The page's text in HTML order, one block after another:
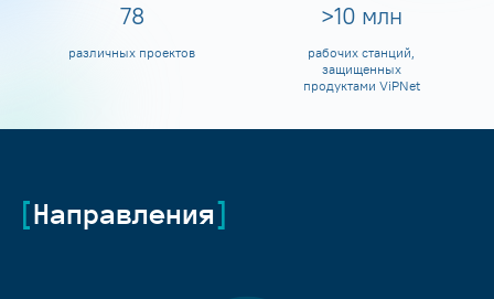
80
различных проектов
>10 млн
рабочих станций,
защищенных
продуктами ViPNet
Направления